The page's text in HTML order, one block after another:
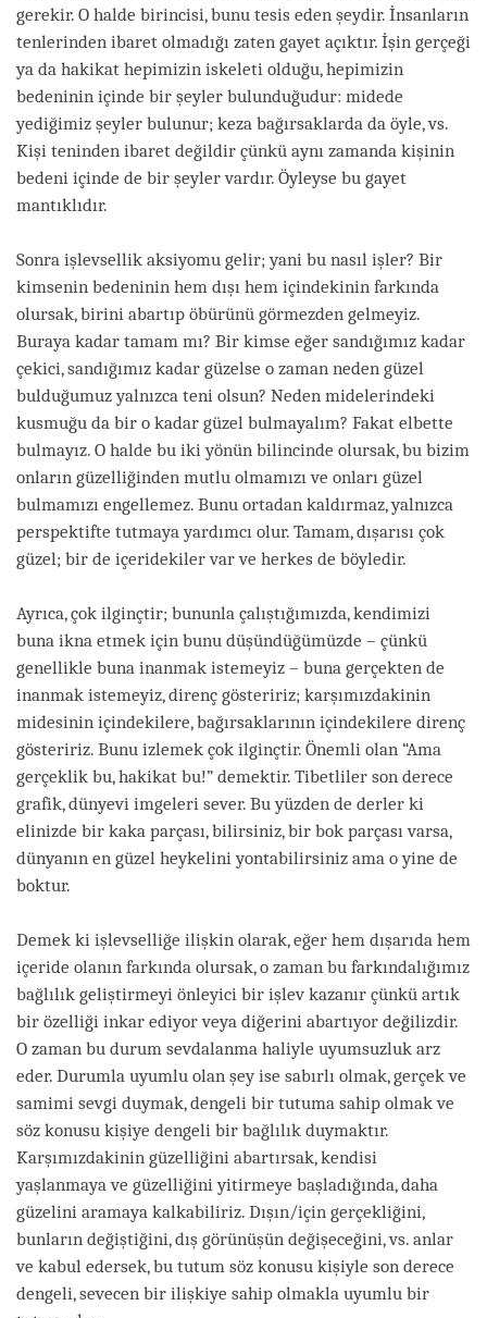
gerekir. O halde birincisi, bunu tesis eden şeydir. İnsanların
tenlerinden ibaret olmadığı zaten gayet açıktır. İşin gerçeği
ya da hakikat hepimizin iskeleti olduğu, hepimizin
bedeninin içinde bir şeyler bulunduğudur: midede
yediğimiz şeyler bulunur; keza bağırsaklarda da öyle, vs.
Kişi teninden ibaret değildir çünkü aynı zamanda kişinin
bedeni içinde de bir şeyler vardır. Öyleyse bu gayet
mantıklıdır.
Sonra işlevsellik aksiyomu gelir; yani bu nasıl işler? Bir
kimsenin bedeninin hem dışı hem içindekinin farkında
olursak, birini abartıp öbürünü görmezden gelmeyiz.
Buraya kadar tamam mı? Bir kimse eğer sandığımız kadar
çekici, sandığımız kadar güzelse o zaman neden güzel
bulduğumuz yalnızca teni olsun? Neden midelerindeki
kusmuğu da bir o kadar güzel bulmayalım? Fakat elbette
bulmayız. O halde bu iki yönün bilincinde olursak, bu bizim
onların güzelliğinden mutlu olmamızı ve onları güzel
bulmamızı engellemez. Bunu ortadan kaldırmaz, yalnızca
perspektifte tutmaya yardımcı olur. Tamam, dışarısı çok
güzel; bir de içeridekiler var ve herkes de böyledir.
Ayrıca, çok ilginçtir; bununla çalıştığımızda, kendimizi
buna ikna etmek için bunu düşündüğümüzde – çünkü
genellikle buna inanmak istemeyiz – buna gerçekten de
inanmak istemeyiz, direnç gösteririz; karşımızdakinin
midesinin içindekilere, bağırsaklarının içindekilere direnç
gösteririz. Bunu izlemek çok ilginçtir. Önemli olan “Ama
gerçeklik bu, hakikat bu!” demektir. Tibetliler son derece
grafik, dünyevi imgeleri sever. Bu yüzden de derler ki
elinizde bir kaka parçası, bilirsiniz, bir bok parçası varsa,
dünyanın en güzel heykelini yontabilirsiniz ama o yine de
boktur.
Demek ki işlevselliğe ilişkin olarak, eğer hem dışarıda hem
içeride olanın farkında olursak, o zaman bu farkındalığımız
bağlılık geliştirmeyi önleyici bir işlev kazanır çünkü artık
bir özelliği inkar ediyor veya diğerini abartıyor değilizdir.
O zaman bu durum sevdalanma haliyle uyumsuzluk arz
eder. Durumla uyumlu olan şey ise sabırlı olmak, gerçek ve
samimi sevgi duymak, dengeli bir tutuma sahip olmak ve
söz konusu kişiye dengeli bir bağlılık duymaktır.
Karşımızdakinin güzelliğini abartırsak, kendisi
yaşlanmaya ve güzelliğini yitirmeye başladığında, daha
güzelini aramaya kalkabiliriz. Dışın/için gerçekliğini,
bunların değiştiğini, dış görünüşün değişeceğini, vs. anlar
ve kabul edersek, bu tutum söz konusu kişiyle son derece
dengeli, sevecen bir ilişkiye sahip olmakla uyumlu bir